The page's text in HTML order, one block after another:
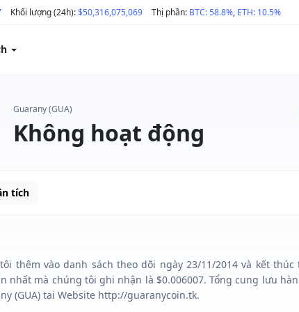
Khối lượng (24h):$50,316,075,069 Thị phần: BTC: 58.8%, ETH: 10.5%
Guarany (GUA)
Không hoạt động
tích
thêm vào danh sách theo dõi ngày 23/11/2014 và kết
nhất mà chúng tôi ghi nhận là $0.006007. Tổng cung lưu
(GUA) tại Website http://guaranycoin.tk.